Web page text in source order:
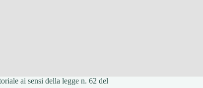
ai sensi della legge n. 62 del